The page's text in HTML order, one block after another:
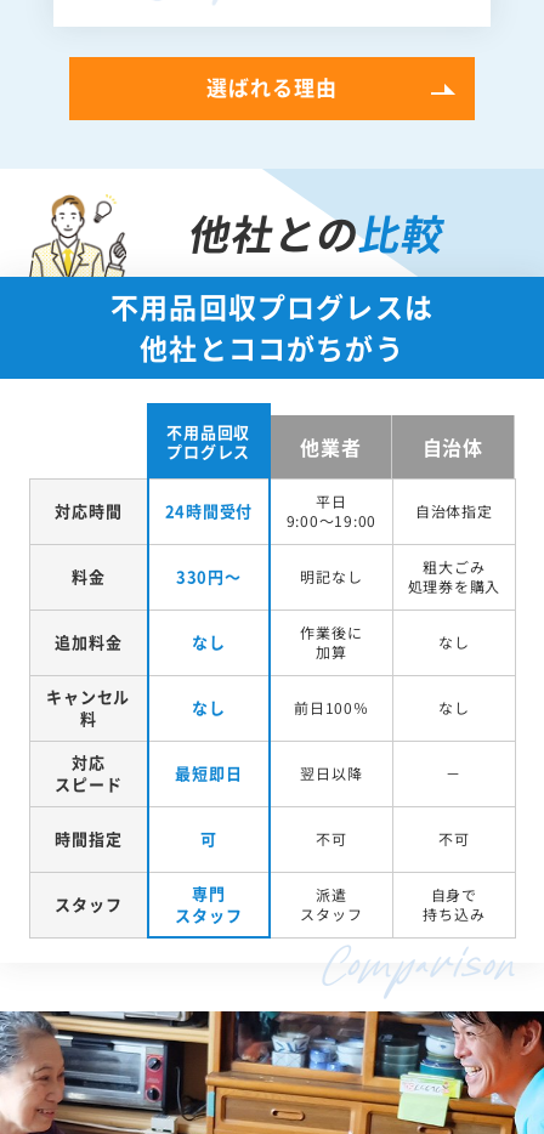
選ばれる理由
他社との比較
不用品回収プログレスは
他社とココがちがう
不用品回収
プログレス
他業者 自治体
対応時間 24時間受付
平日
9:00～19:00
自治体指定
料金 330円～ 明記なし
粗大ごみ
処理券を購入
追加料金 なし
作業後に
加算
なし
キャンセル
料
なし 前日100％ なし
対応
スピード
最短即日 翌日以降 －
時間指定 可 不可 不可
スタッフ
専門
スタッフ
派遣
スタッフ
自身で
持ち込み